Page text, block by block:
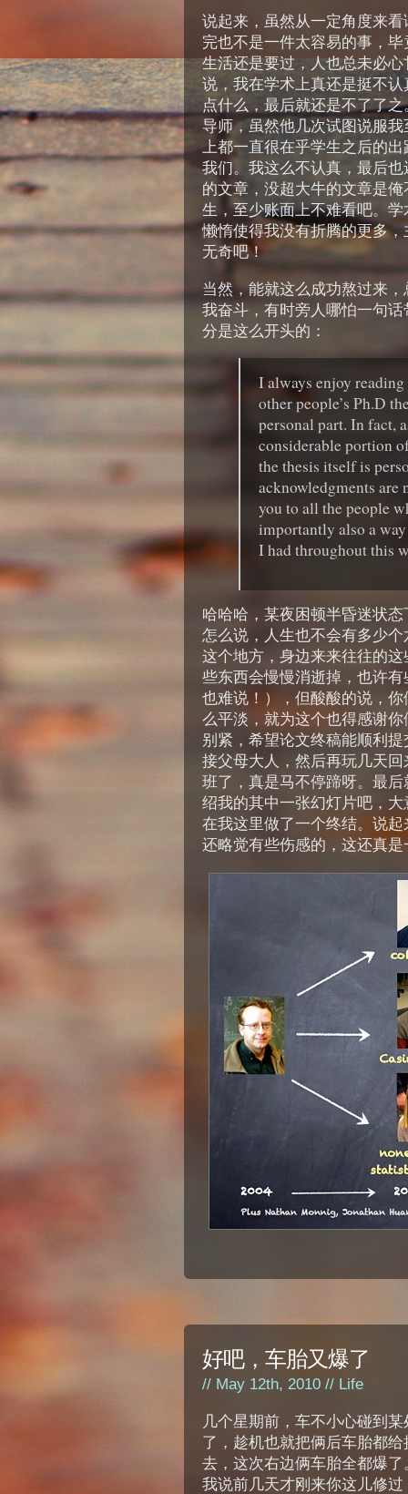
说起来，虽然从一定角度来
完也不是一件太容易的事，
生活还是要过，人也总未必
说，我在学术上真还是挺不
点什么，最后就还是不了了
导师，虽然他几次试图说服
上都一直很在乎学生之后的
我们。我这么不认真，最后
的文章，没超大牛的文章是
生，至少账面上不难看吧。
懒惰使得我没有折腾的更多
无奇吧！
当然，能就这么成功熬过来
我奋斗，有时旁人哪怕一句
分是这么开头的：
I always enjoy
other people’s Ph.D
personal part. In fact,
considerable portion
the thesis itself is
acknowledgments are
you to all the people
importantly also a
I had throughout this
哈哈哈，某夜困顿半昏迷状
怎么说，人生也不会有多少
这个地方，身边来来往往的
些东西会慢慢消逝掉，也许
也难说！），但酸酸的说，
么平淡，就为这个也得感谢
别紧，希望论文终稿能顺利
接父母大人，然后再玩几天
班了，真是马不停蹄呀。最
绍我的其中一张幻灯片吧，
在我这里做了一个终结。说
还略觉有些伤感的，这还真
好吧，车胎又爆了
// May 12th, 2010 // Life
几个星期前，车不小心碰到
了，趁机也就把俩后车胎都
去，这次右边俩车胎全都爆
我说前几天才刚来你这儿修